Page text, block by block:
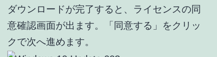
ダウンロードが完了すると、ライセンスの同
意確認画面が出ます。「同意する」をクリッ
クで次へ進めます。